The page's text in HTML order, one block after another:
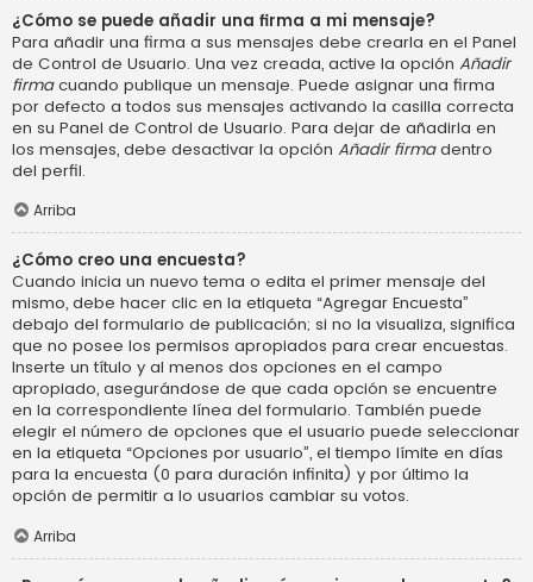
¿Cómo se puede añadir una firma a mi mensaje?
Para añadir una firma a sus mensajes debe crearla en el Panel
de Control de Usuario. Una vez creada, active la opción Añadir
firmacuando publique un mensaje. Puede asignar una firma
por defecto a todos sus mensajes activando la casilla correcta
en su Panel de Control de Usuario. Para dejar de añadirla en
los mensajes, debe desactivar la opción Añadir firmadentro
del perfil.
Arriba
¿Cómo creo una encuesta?
Cuando inicia un nuevo tema o edita el primer mensaje del
mismo, debe hacer clic en la etiqueta “Agregar Encuesta”
debajo del formulario de publicación; si no la visualiza, significa
que no posee los permisos apropiados para crear encuestas.
Inserte un título y al menos dos opciones en el campo
apropiado, asegurándose de que cada opción se encuentre
en la correspondiente línea del formulario. También puede
elegir el número de opciones que el usuario puede seleccionar
en la etiqueta “Opciones por usuario”, el tiempo límite en días
para la encuesta (0 para duración infinita) y por último la
opción de permitir a lo usuarios cambiar su votos.
Arriba